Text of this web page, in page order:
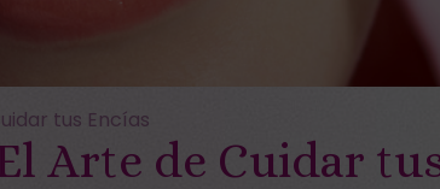
tus Encías
Arte de Cuidar